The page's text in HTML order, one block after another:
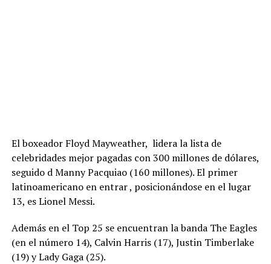
El boxeador Floyd Mayweather, lidera la lista de
celebridades mejor pagadas con 300 millones de dólares,
seguido d Manny Pacquiao (160 millones). El primer
latinoamericano en entrar , posicionándose en el lugar
13, es Lionel Messi.
Además en el Top 25 se encuentran la banda The Eagles
(en el número 14), Calvin Harris (17), Justin Timberlake
(19) y Lady Gaga (25).